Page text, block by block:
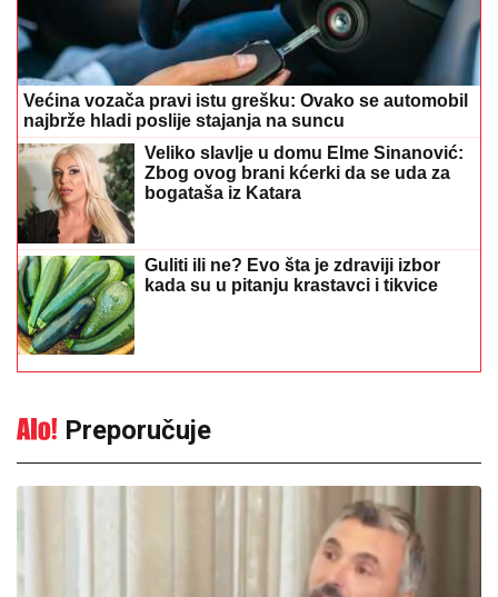
Većina vozača pravi istu grešku: Ovako se automobil
najbrže hladi poslije stajanja na suncu
Veliko slavlje u domu Elme Sinanović:
Zbog ovog brani kćerki da se uda za
bogataša iz Katara
Guliti ili ne? Evo šta je zdraviji izbor
kada su u pitanju krastavci i tikvice
Preporučuje